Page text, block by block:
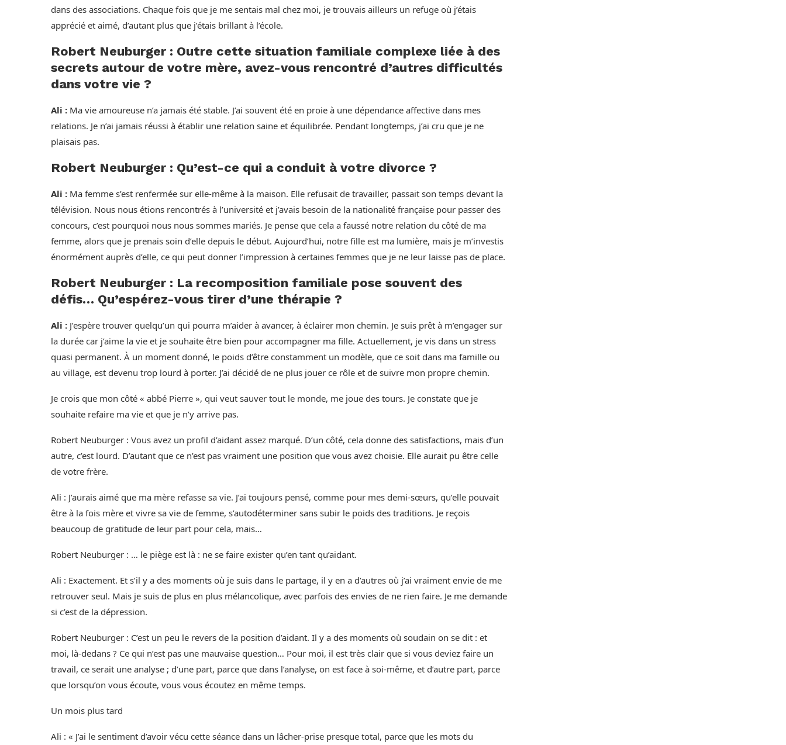
dans des associations. Chaque fois que je me sentais mal chez moi, je trouvais ailleurs un refuge où j’étais
apprécié et aimé, d’autant plus que j’étais brillant à l’école.
Robert Neuburger : Outre cette situation familiale complexe liée à des
secrets autour de votre mère, avez-vous rencontré d’autres difficultés
dans votre vie ?
Ali : Ma vie amoureuse n’a jamais été stable. J’ai souvent été en proie à une dépendance affective dans mes
relations. Je n’ai jamais réussi à établir une relation saine et équilibrée. Pendant longtemps, j’ai cru que je ne
plaisais pas.
Robert Neuburger : Qu’est-ce qui a conduit à votre divorce ?
Ali : Ma femme s’est renfermée sur elle-même à la maison. Elle refusait de travailler, passait son temps devant la
télévision. Nous nous étions rencontrés à l’université et j’avais besoin de la nationalité française pour passer des
concours, c’est pourquoi nous nous sommes mariés. Je pense que cela a faussé notre relation du côté de ma
femme, alors que je prenais soin d’elle depuis le début. Aujourd’hui, notre fille est ma lumière, mais je m’investis
énormément auprès d’elle, ce qui peut donner l’impression à certaines femmes que je ne leur laisse pas de place.
Robert Neuburger : La recomposition familiale pose souvent des
défis… Qu’espérez-vous tirer d’une thérapie ?
Ali : J’espère trouver quelqu’un qui pourra m’aider à avancer, à éclairer mon chemin. Je suis prêt à m’engager sur
la durée car j’aime la vie et je souhaite être bien pour accompagner ma fille. Actuellement, je vis dans un stress
quasi permanent. À un moment donné, le poids d’être constamment un modèle, que ce soit dans ma famille ou
au village, est devenu trop lourd à porter. J’ai décidé de ne plus jouer ce rôle et de suivre mon propre chemin.
Je crois que mon côté « abbé Pierre », qui veut sauver tout le monde, me joue des tours. Je constate que je
souhaite refaire ma vie et que je n’y arrive pas.
Robert Neuburger : Vous avez un profil d’aidant assez marqué. D’un côté, cela donne des satisfactions, mais d’un
autre, c’est lourd. D’autant que ce n’est pas vraiment une position que vous avez choisie. Elle aurait pu être celle
de votre frère.
Ali : J’aurais aimé que ma mère refasse sa vie. J’ai toujours pensé, comme pour mes demi-sœurs, qu’elle pouvait
être à la fois mère et vivre sa vie de femme, s’autodéterminer sans subir le poids des traditions. Je reçois
beaucoup de gratitude de leur part pour cela, mais…
Robert Neuburger : … le piège est là : ne se faire exister qu’en tant qu’aidant.
Ali : Exactement. Et s’il y a des moments où je suis dans le partage, il y en a d’autres où j’ai vraiment envie de me
retrouver seul. Mais je suis de plus en plus mélancolique, avec parfois des envies de ne rien faire. Je me demande
si c’est de la dépression.
Robert Neuburger : C’est un peu le revers de la position d’aidant. Il y a des moments où soudain on se dit : et
moi, là-dedans ? Ce qui n’est pas une mauvaise question… Pour moi, il est très clair que si vous deviez faire un
travail, ce serait une analyse ; d’une part, parce que dans l’analyse, on est face à soi-même, et d’autre part, parce
que lorsqu’on vous écoute, vous vous écoutez en même temps.
Un mois plus tard
Ali : « J’ai le sentiment d’avoir vécu cette séance dans un lâcher-prise presque total, parce que les mots du